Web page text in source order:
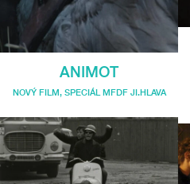
ANIMOT
NOVÝ FILM, SPECIÁL MFDF JI.HLAVA